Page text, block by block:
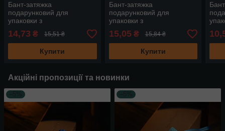
Бант-затяжка
подарунковий для
упаковки з
поліпропіленової стрічки
Колір "бузок". 7х13 см
14,73 ₴ 15,51 ₴
Купити
Бант-затяжка
подарунковий для
упаковки з
поліпропіленової стрічки
Колір зелений. 7х13 см
15,05₴ 15,84 ₴
Купити
Акційні пропозиції та новинки